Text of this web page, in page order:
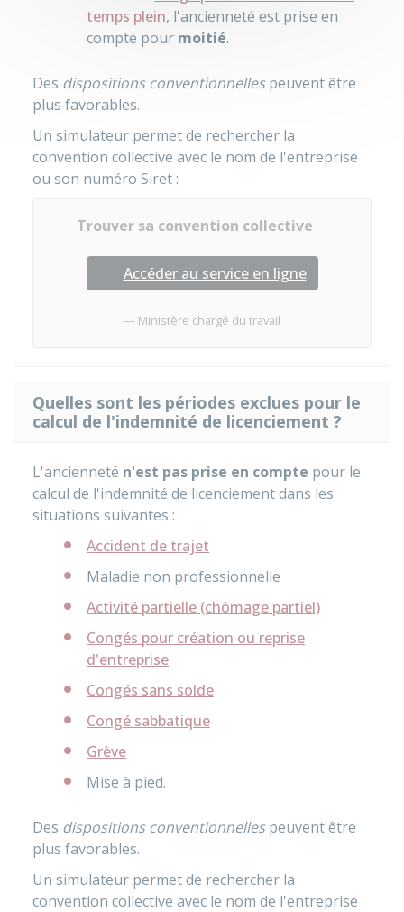
temps plein, l'ancienneté est prise en
compte pour moitié.
Des dispositions conventionnellespeuvent être
plus favorables.
Un simulateur permet de rechercher la
convention collective avec le nom de l'entreprise
ou son numéro Siret :
Trouver sa convention collective
Accéder au service en ligne
Ministère chargé du travail
Quelles sont les périodes exclues pour le
calcul de l'indemnité de licenciement ?
L'ancienneté n'est pas prise en compte pour le
calcul de l'indemnité de licenciement dans les
situations suivantes :
Accident de trajet
Maladie non professionnelle
Activité partielle (chômage partiel)
Congés pour création ou reprise
d'entreprise
Congés sans solde
Congé sabbatique
Grève
Mise à pied.
Des dispositions conventionnellespeuvent être
plus favorables.
Un simulateur permet de rechercher la
convention collective avec le nom de l'entreprise